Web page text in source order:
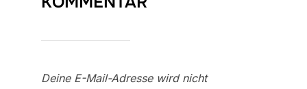
Deine E-Mail-Adresse wird nicht